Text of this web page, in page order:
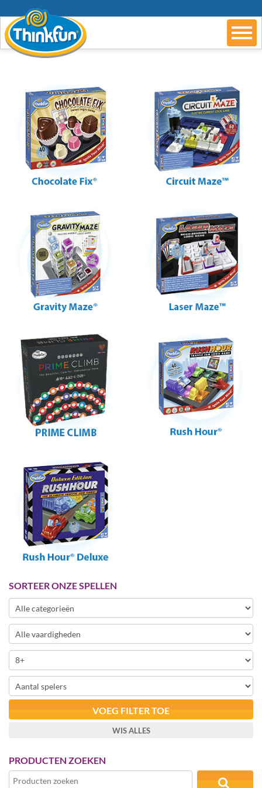
SORTEER ONZE SPELLEN
VOEG FILTER TOE
WIS ALLES
PRODUCTEN ZOEKEN